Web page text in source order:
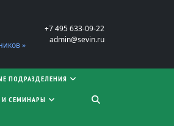
»
+7 495 633-09-22
admin@sevin.ru
ПОДРАЗДЕЛЕНИЯ
СЕМИНАРЫ